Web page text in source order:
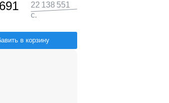
22 138 551
с.
в корзину